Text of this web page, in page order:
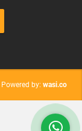
Powered by: wasi.co